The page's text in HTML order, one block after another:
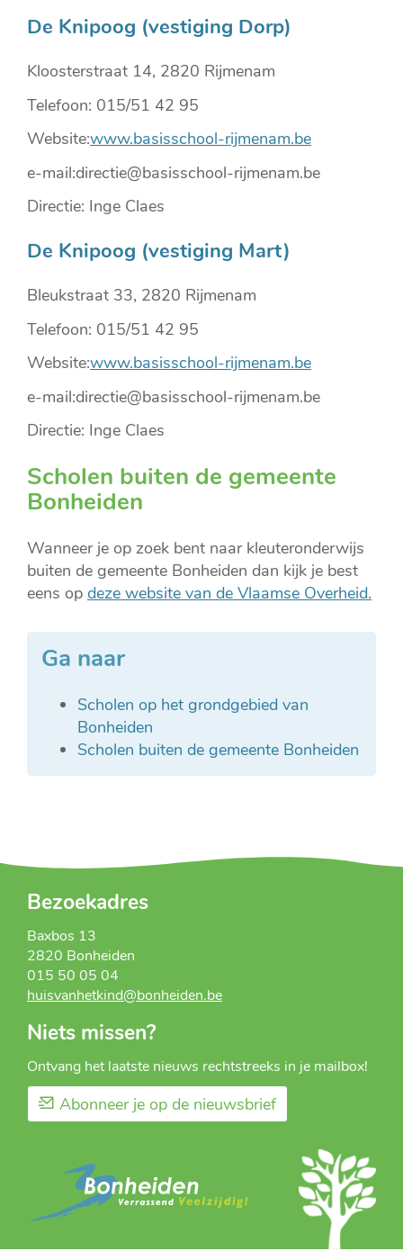
De Knipoog (vestiging Dorp)
Kloosterstraat 14, 2820 Rijmenam
Telefoon: 015/51 42 95
Website:www.basisschool-rijmenam.be
e-mail:directie@basisschool-rijmenam.be
Directie: Inge Claes
De Knipoog (vestiging Mart)
Bleukstraat 33, 2820 Rijmenam
Telefoon: 015/51 42 95
Website:www.basisschool-rijmenam.be
e-mail:directie@basisschool-rijmenam.be
Directie: Inge Claes
Scholen buiten de gemeente
Bonheiden
Wanneer je op zoek bent naar kleuteronderwijs
buiten de gemeente Bonheiden dan kijk je best
eens op deze website van de Vlaamse Overheid.
Ga naar
Scholen op het grondgebied van
Bonheiden
Scholen buiten de gemeente Bonheiden
Bezoekadres
Baxbos 13
2820 Bonheiden
015 50 05 04
huisvanhetkind@bonheiden.be
Niets missen?
Ontvang het laatste nieuws rechtstreeks in je mailbox!
Abonneer je op de nieuwsbrief
Gemeente
Bonheiden
Huis
van
Het
Kind